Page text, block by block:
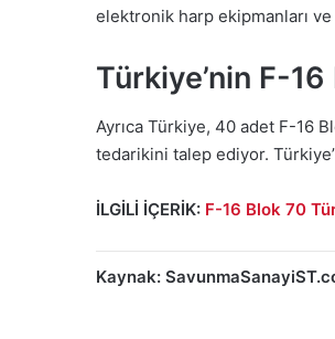
elektronik harp ekipmanları ve
Türkiye’nin F-
Ayrıca Türkiye, 40 adet F-16
tedarikini talep ediyor.
İLGİLİ İÇERİK: F-16 Blok 70
Kaynak: